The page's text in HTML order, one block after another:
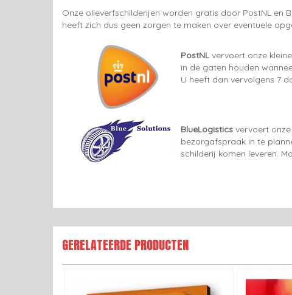
Onze olieverfschilderijen worden gratis door PostNL en
heeft zich dus geen zorgen te maken over eventuele
PostNLvervoert onze
in de gaten houden
U heeft dan vervolgens 7
BlueLogistics vervoert
bezorgafspraak in te
schilderij komen leveren.
GERELATEERDE PRODUCTEN